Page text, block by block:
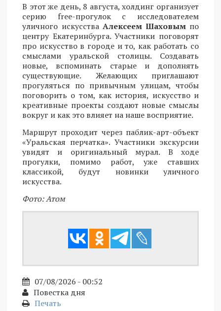
В этот же день, 8 августа, холдинг организует
серию free-прогулок с исследователем
уличного искусства Алексеем Шаховым по
центру Екатеринбурга. Участники поговорят
про искусство в городе и то, как работать со
смыслами уральской столицы. Создавать
новые, вспоминать старые и дополнять
существующие. Желающих приглашают
прогуляться по привычным улицам, чтобы
поговорить о том, как история, искусство и
креативные проекты создают новые смыслы
вокруг и как это влияет на наше восприятие.
Маршрут проходит через паблик-арт-объект
«Уральская перчатка». Участники экскурсии
увидят и оригинальный мурал. В ходе
прогулки, помимо работ, уже ставших
классикой, будут новинки уличного
искусства.
Фото: Атом
07/08/2026 - 00:52
Повестка дня
Печать